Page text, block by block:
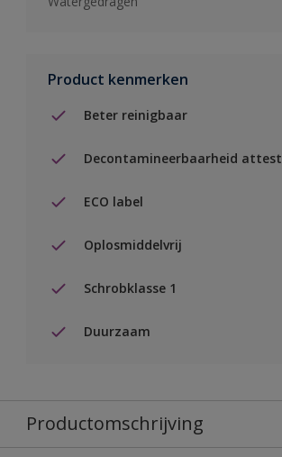
Product kenmerken
Beter reinigbaar
Decontamineerbaarheid attest
ECO label
Oplosmiddelvrij
Schrobklasse 1
Duurzaam
Productomschrijving